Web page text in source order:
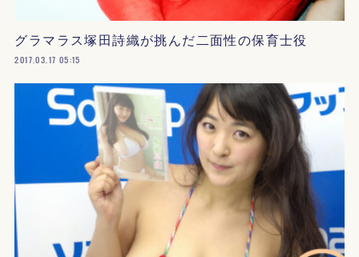
グラマラス塚田詩織が挑んだ二面性の保育士役
2017.03.17 05:15